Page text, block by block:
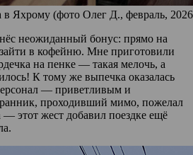
в Яхрому (фото Олег Д., февраль,
неожиданный бонус: прямо на
в кофейню. Мне приготовили
на пенке — такая мелочь, а
К тому же выпечка оказалась
— приветливым и
проходивший мимо, пожелал
этот жест добавил поездке ещё